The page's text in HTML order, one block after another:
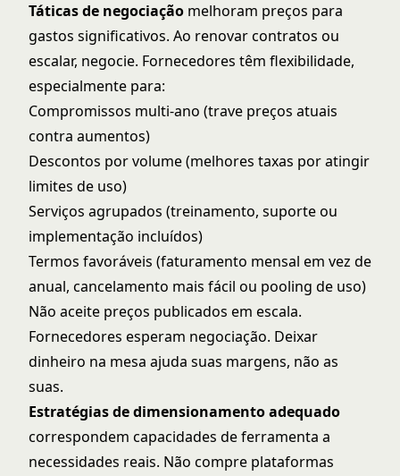
Táticas de negociação melhoram preços para
gastos significativos. Ao renovar contratos ou
escalar, negocie. Fornecedores têm flexibilidade,
especialmente para:
Compromissos multi-ano (trave preços atuais
contra aumentos)
Descontos por volume (melhores taxas por atingir
limites de uso)
Serviços agrupados (treinamento, suporte ou
implementação incluídos)
Termos favoráveis (faturamento mensal em vez de
anual, cancelamento mais fácil ou pooling de uso)
Não aceite preços publicados em escala.
Fornecedores esperam negociação. Deixar
dinheiro na mesa ajuda suas margens, não as
suas.
Estratégias de dimensionamento adequado
correspondem capacidades de ferramenta a
necessidades reais. Não compre plataformas